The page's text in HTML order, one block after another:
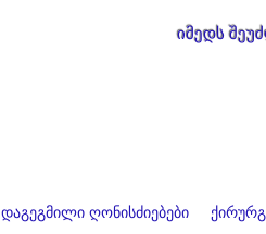
იმედს
დაგეგმილი ღონისძიებები